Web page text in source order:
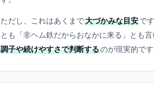
ただし、これはあくまで大づかみな目安で
とも「非ヘム鉄だからおなかに来る」とも言
調子や続けやすさで判断するのが現実的で